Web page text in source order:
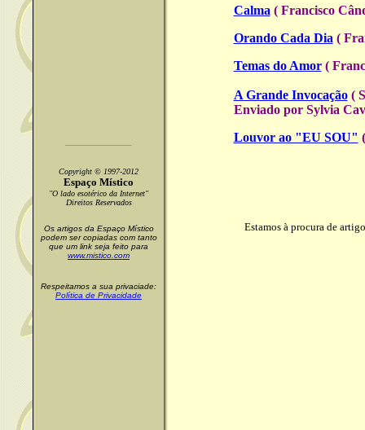
Copyright © 1997-2012
Espaço Místico
"O lado esotérico da Internet"
Direitos Reservados
Os artigos da Espaço Místico
podem ser copiadas com tanto
que um link seja feito para
www.mistico.com
Respeitamos a sua privaciade:
Política de Privacidade
Calma( Francisco
Orando Cada Dia(
Temas do Amor(
A Grande Invocação(
Enviado por Sylvia
Louvor ao "EU SOU"
Estamos à procura de